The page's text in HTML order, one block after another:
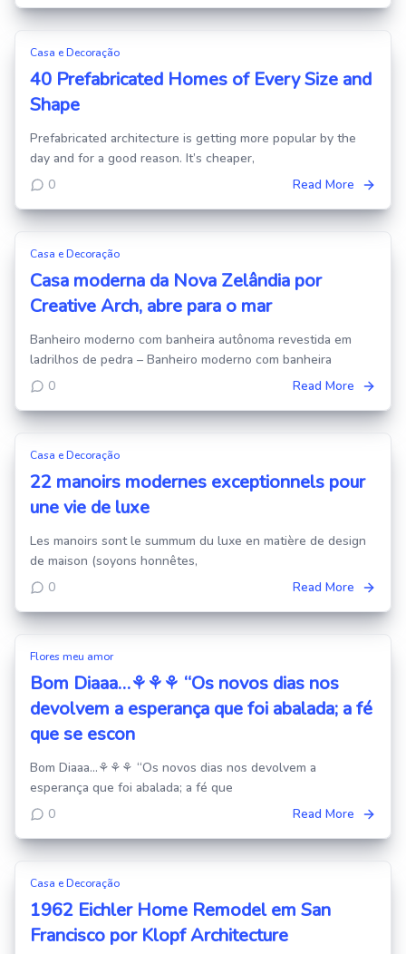
Casa e Decoração
40 Prefabricated Homes of Every Size and
Shape
Prefabricated architecture is getting more popular by the
day and for a good reason. It’s cheaper,
0
Read More
Casa e Decoração
Casa moderna da Nova Zelândia por
Creative Arch, abre para o mar
Banheiro moderno com banheira autônoma revestida em
ladrilhos de pedra – Banheiro moderno com banheira
0
Read More
Casa e Decoração
22 manoirs modernes exceptionnels pour
une vie de luxe
Les manoirs sont le summum du luxe en matière de design
de maison (soyons honnêtes,
0
Read More
Flores meu amor
Bom Diaaa…⚘⚘⚘ “Os novos dias nos
devolvem a esperança que foi abalada; a fé
que se escon
Bom Diaaa…⚘⚘⚘ “Os novos dias nos devolvem a
esperança que foi abalada; a fé que
0
Read More
Casa e Decoração
1962 Eichler Home Remodel em San
Francisco por Klopf Architecture